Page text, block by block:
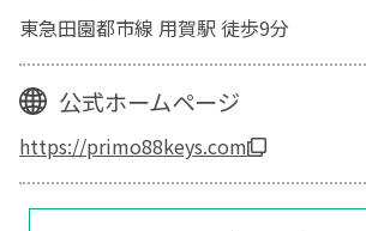
東急田園都市線 用賀駅 徒歩9分
公式ホームページ
https://primo88keys.com